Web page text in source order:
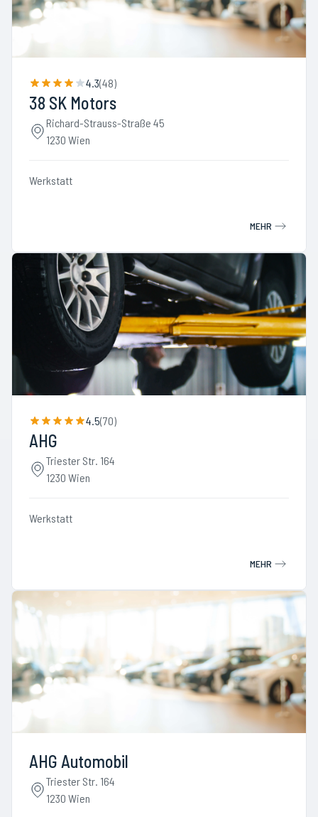
4.3(48)
38 SK Motors
Richard-Strauss-Straße 45
1230 Wien
Werkstatt
MEHR
4.5(70)
AHG
Triester Str. 164
1230 Wien
Werkstatt
MEHR
AHG Automobil
Triester Str. 164
1230 Wien